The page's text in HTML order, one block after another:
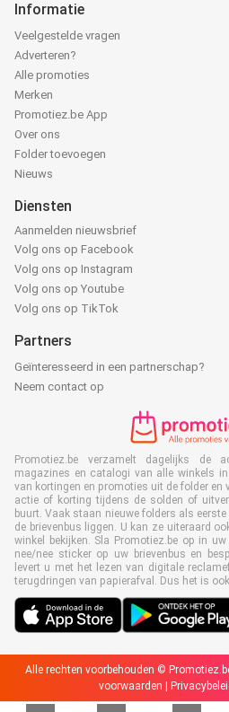
Informatie
Veelgestelde vragen
Adverteren?
Alle promoties
Merken
Promotiez.be App
Over ons
Folder toevoegen
Nieuws
Diensten
Aanmelden nieuwsbrief
Volg ons op Facebook
Volg ons op Instagram
Volg ons op Youtube
Volg ons op TikTok
Partners
Geïnteresseerd in een partnerschap?
Neem contact op
Promotiez.be verzamelt dagelijks de
magazines en catalogi van alle winkels
van kortingen en promoties uit de folder en
actie of korting tijdens de solden of
buurt. Vaak staan nieuwe folders als
de brievenbus liggen. U kan ze uiteraard
winkel bekijken. Sla Promotiez.be op in
nee/nee sticker op uw brievenbus en
levert u met het lezen van digitale
terugdringen van papierafval. Dus het is
Alle rechten voorbehouden ©
voorwaarden